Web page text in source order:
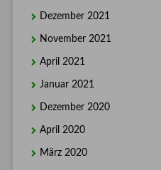
Dezember 2021
November 2021
April 2021
Januar 2021
Dezember 2020
April 2020
März 2020